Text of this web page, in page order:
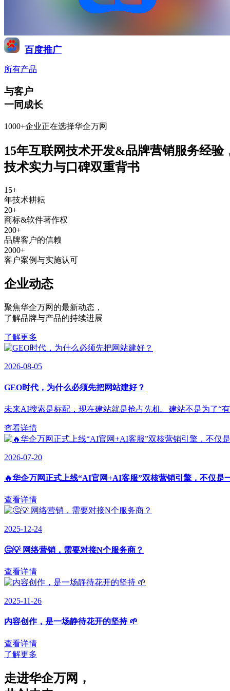
百度推广
所有产品
与客户
一同成长
1000+企业正在选择华企万网
15年互联网技术开发&品牌营销服务经验
技术实力与口碑双重背书
15+
年技术耕耘
20+
商标&软件著作权
200+
品牌客户的信赖
2000+
客户案例与实施认可
企业动态
聚焦华企万网的最新动态 ，
了解品牌与产品的持续进展
了解更多
2026-08-05
GEO时代，为什么必须先把网站建好？
未来AI搜索是标配，现在建站就是抢占先机。建站不是为了“
查看详情
2026-07-20
🔥华企万网正式上线“AI官网+AI客服”双核营销引擎，不仅是
查看详情
2025-12-24
🤔💡 网络营销，需要对接N个服务商？
查看详情
2025-11-26
内容创作，是一场静待花开的坚持 🌱
查看详情
了解更多
走进华企万网 ，